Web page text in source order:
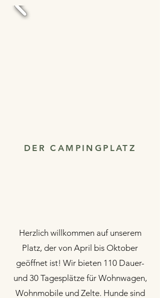
DER CAMPINGPLATZ
Herzlich willkommen auf unserem
Platz, der von April bis Oktober
geöffnet ist! Wir bieten 110 Dauer-
und 30 Tagesplätze für Wohnwagen,
Wohnmobile und Zelte. Hunde sind